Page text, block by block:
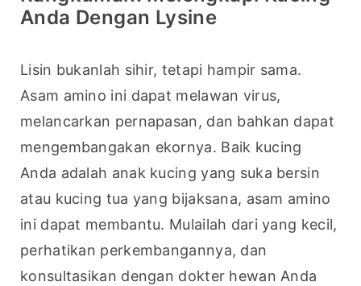
Anda Dengan Lysine
Lisin bukanlah sihir, tetapi hampir sama.
Asam amino ini dapat melawan virus,
melancarkan pernapasan, dan bahkan dapat
mengembangakan ekornya. Baik kucing
Anda adalah anak kucing yang suka bersin
atau kucing tua yang bijaksana, asam amino
ini dapat membantu. Mulailah dari yang kecil,
perhatikan perkembangannya, dan
konsultasikan dengan dokter hewan Anda